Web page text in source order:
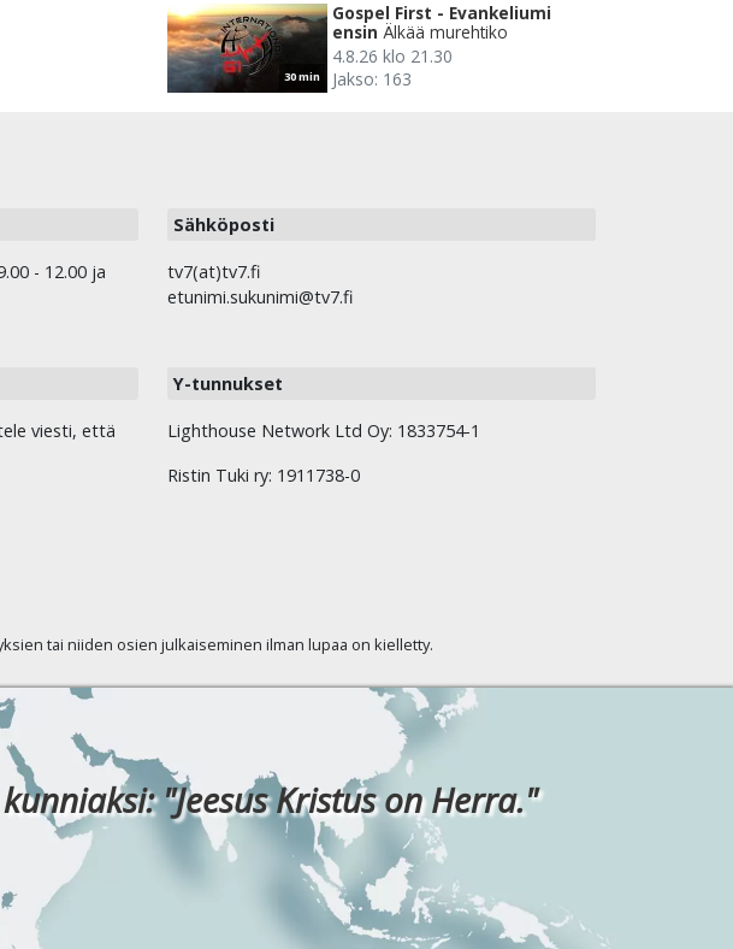
30 min
Gospel First - Evankeliumi
ensin Älkää murehtiko
4.8.26 klo 21.30
Jakso: 163
- 12.00 ja
Sähköposti
tv7(at)tv7.fi
etunimi.sukunimi@tv7.fi
viesti, että
Y-tunnukset
Lighthouse Network Ltd Oy: 1833754-1
Ristin Tuki ry: 1911738-0
tai niiden osien julkaiseminen ilman lupaa on kielletty.
"Jeesus Kristus on Herra."